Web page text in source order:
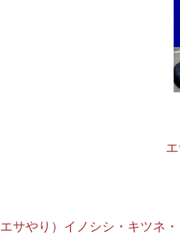
エサやり）イノシシ・キツネ